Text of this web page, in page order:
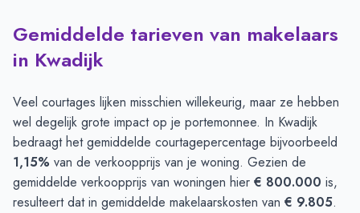
Gemiddelde tarieven van makelaars
in Kwadijk
Veel courtages lijken misschien willekeurig, maar ze hebben
wel degelijk grote impact op je portemonnee. In Kwadijk
bedraagt het gemiddelde courtagepercentage bijvoorbeeld
1,15% van de verkoopprijs van je woning. Gezien de
gemiddelde verkoopprijs van woningen hier € 800.000 is,
resulteert dat in gemiddelde makelaarskosten van € 9.805.